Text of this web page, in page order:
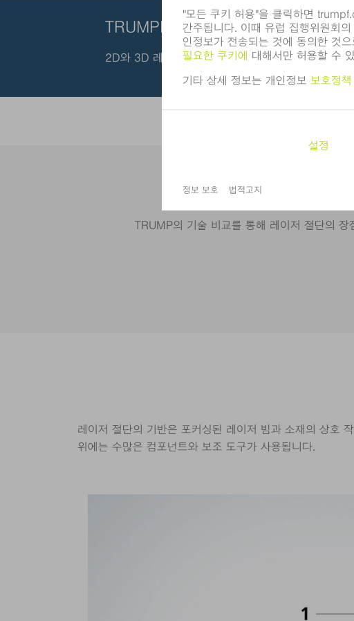
TRUMPF의 레이저 절단용 제품 알아
2D와 3D 레이저 가공 모두 처리합니다 - TRUMPF
TRUMP의 기술 비교를 통해 레이저 절단의
레이저 절단의 기반은 포커싱된 레이저 빔과 소재의 상호
위에는 수많은 컴포넌트와 보조 도구가 사용됩니다.